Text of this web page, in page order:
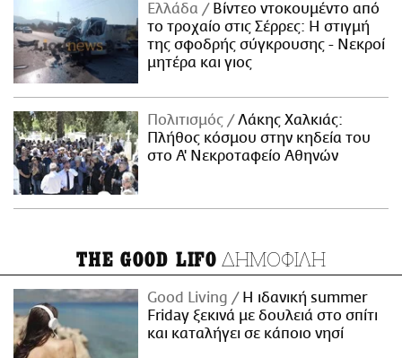
Ελλάδα
Βίντεο ντοκουμέντο από
το τροχαίο στις Σέρρες: Η στιγμή
της σφοδρής σύγκρουσης - Νεκροί
μητέρα και γιος
Πολιτισμός
Λάκης Χαλκιάς:
Πλήθος κόσμου στην κηδεία του
στο Α' Νεκροταφείο Αθηνών
THE GOOD LIFO ΔΗΜΟΦΙΛΗ
Good Living
Η ιδανική summer
Friday ξεκινά με δουλειά στο σπίτι
και καταλήγει σε κάποιο νησί